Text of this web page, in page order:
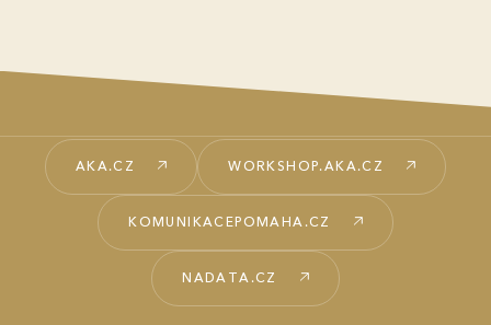
AKA.CZ WORKSHOP.AKA.CZ
KOMUNIKACEPOMAHA.CZ
NADATA.CZ